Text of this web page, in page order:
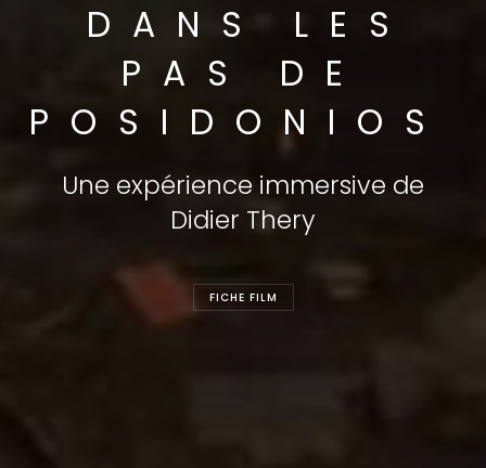
DANS LES
PAS DE
POSIDONIOS
Une expérience immersive de
Didier Thery
FICHE FILM